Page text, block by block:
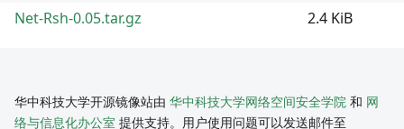
Net-Rsh-0.05.tar.gz
2.4 KiB
华中科技大学开源镜像站由 华中科技大学网络空间安全学院 和 网
络与信息化办公室 提供支持。用户使用问题可以发送邮件至